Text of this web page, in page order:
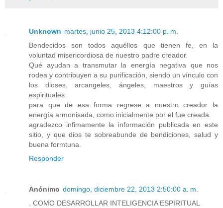
Unknown martes, junio 25, 2013 4:12:00 p. m.
Bendecidos son todos aquéllos que tienen fe, en la
voluntad misericordiosa de nuestro padre creador.
Qué ayudan a transmutar la energía negativa que nos
rodea y contribuyen a su purificación, siendo un vínculo con
los dioses, arcangeles, ángeles, maestros y guías
espirituales.
para que de esa forma regrese a nuestro creador la
energía armonisada, como inicialmente por el fue creada.
agradezco infimamente la información publicada en este
sitio, y que dios te sobreabunde de bendiciones, salud y
buena formtuna.
Responder
Anónimo domingo, diciembre 22, 2013 2:50:00 a. m.
. COMO DESARROLLAR INTELIGENCIA ESPIRITUAL